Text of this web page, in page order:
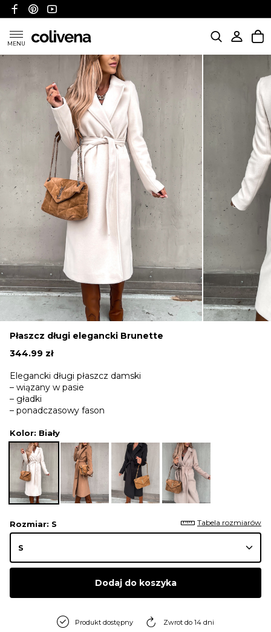
MENU
KATEGORIE
POLITYKA WYSYŁKI
POLITYKA ZWROTÓW I REFUNDACJI
FAQ
O NAS
KONTAKT
Płaszcz długi elegancki Brunette
344.99 zł
Elegancki długi płaszcz damski
– wiązany w pasie
– gładki
– ponadczasowy fason
Kolor: Biały
Rozmiar: S Tabela rozmiarów
Dodaj do koszyka
Produkt dostępny Zwrot do 14 dni